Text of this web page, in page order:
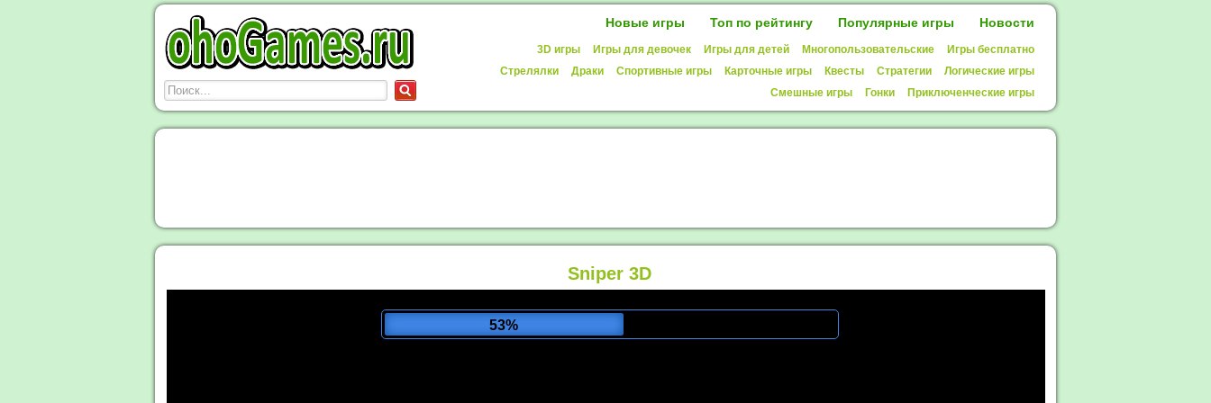
Новости
Популярные игры
Топ по рейтингу
Новые игры
Игры бесплатно
Многопользовательские
Игры для детей
Игры для девочек
3D игры
Логические игры
Стратегии
Квесты
Карточные игры
Спортивные игры
Драки
Стрелялки
Приключенческие игры
Гонки
Смешные игры
Sniper 3D
57%